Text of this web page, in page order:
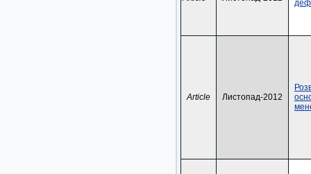
Article Листопад-2012